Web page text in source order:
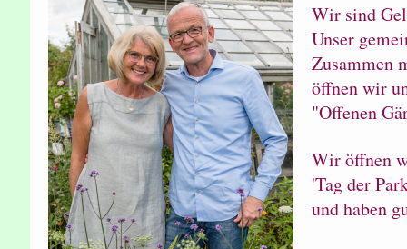
Wir sind
Unser
Zusammen
öffnen wir
"Offenen
Wir öffnen
'Tag der
und haben